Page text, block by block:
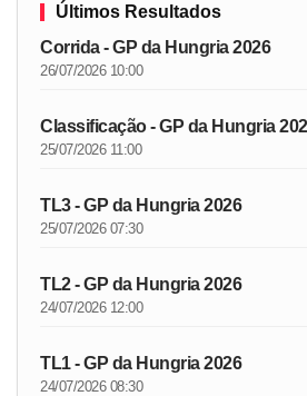
Últimos Resultados
Corrida - GP da Hungria 2026
26/07/2026 10:00
Classificação - GP da Hungria
25/07/2026 11:00
TL3 - GP da Hungria 2026
25/07/2026 07:30
TL2 - GP da Hungria 2026
24/07/2026 12:00
TL1 - GP da Hungria 2026
24/07/2026 08:30